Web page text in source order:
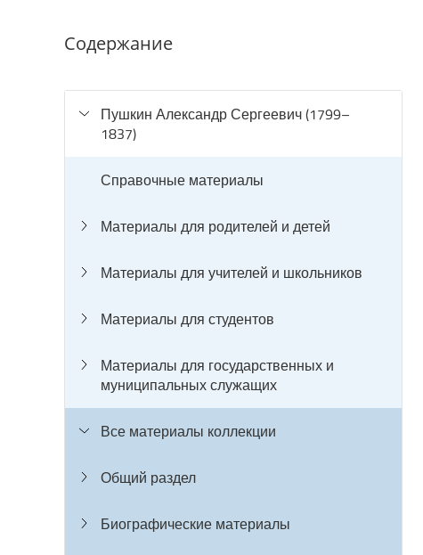
Содержание
Пушкин Александр Сергеевич (1799–
1837)
Справочные материалы
Материалы для родителей и детей
Материалы для учителей и школьников
Материалы для студентов
Материалы для государственных и
муниципальных служащих
Все материалы коллекции
Общий раздел
Биографические материалы